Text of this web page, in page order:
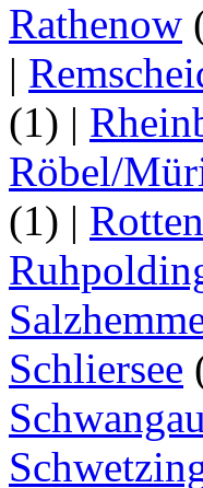
Rathenow
|
(1) |
Röbel/
(1) |
Schliersee
Schwangau